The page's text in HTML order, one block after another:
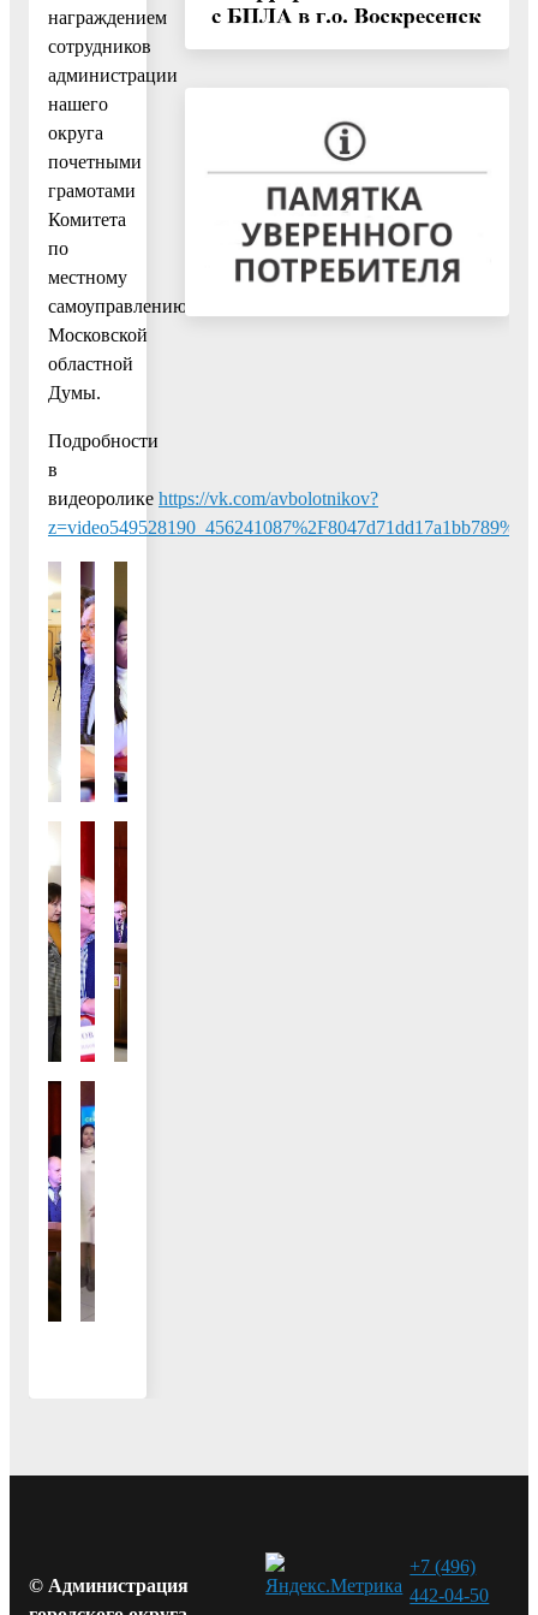
награждением
сотрудников
администрации
нашего
округа
почетными
грамотами
Комитета
по
местному
самоуправлению
Московской
областной
Думы.
Подробности
в
видеоролике https://vk.com/avbolotnikov?
© Администрация
+7 (496)
442-04-50